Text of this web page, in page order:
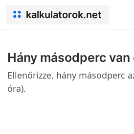
kalkulatorok.net
Hány másodperc
Ellenőrizze, hány másodperc
óra).